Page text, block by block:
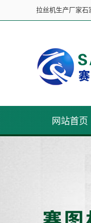
拉丝机生产厂家石
网站首页